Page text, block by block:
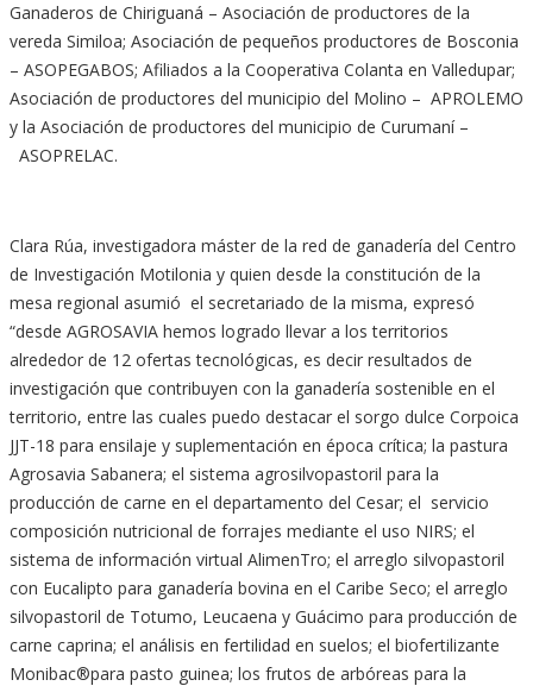
Ganaderos de Chiriguaná – Asociación de productores de la
vereda Similoa; Asociación de pequeños productores de Bosconia
– ASOPEGABOS; Afiliados a la Cooperativa Colanta en Valledupar;
Asociación de productores del municipio del Molino – APROLEMO
y la Asociación de productores del municipio de Curumaní –
ASOPRELAC.
Clara Rúa, investigadora máster de la red de ganadería del Centro
de Investigación Motilonia y quien desde la constitución de la
mesa regional asumió el secretariado de la misma, expresó
“desde AGROSAVIA hemos logrado llevar a los territorios
alrededor de 12 ofertas tecnológicas, es decir resultados de
investigación que contribuyen con la ganadería sostenible en el
territorio, entre las cuales puedo destacar el sorgo dulce Corpoica
JJT-18 para ensilaje y suplementación en época crítica; la pastura
Agrosavia Sabanera; el sistema agrosilvopastoril para la
producción de carne en el departamento del Cesar; el servicio
composición nutricional de forrajes mediante el uso NIRS; el
sistema de información virtual AlimenTro; el arreglo silvopastoril
con Eucalipto para ganadería bovina en el Caribe Seco; el arreglo
silvopastoril de Totumo, Leucaena y Guácimo para producción de
carne caprina; el análisis en fertilidad en suelos; el biofertilizante
Monibac®️para pasto guinea; los frutos de arbóreas para la